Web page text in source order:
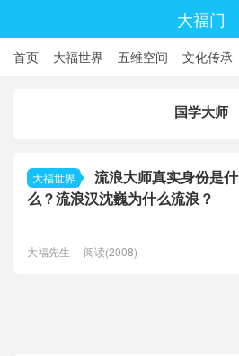
大福门
首页 大福世界 五维空间 文化传承
国学大师
大福世界
流浪大师真实身份是什
么？流浪汉沈巍为什么流浪？
大福先生 阅读(2008)